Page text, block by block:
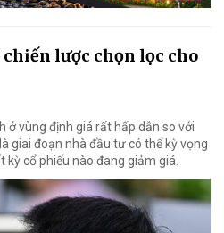
lược chọn lọc cho
ở vùng định giá rất hấp dẫn so với
giai đoạn nhà đầu tư có thể kỳ vọng
cổ phiếu nào đang giảm giá.